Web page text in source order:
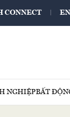
CONNECT
NGHIỆPBẤT